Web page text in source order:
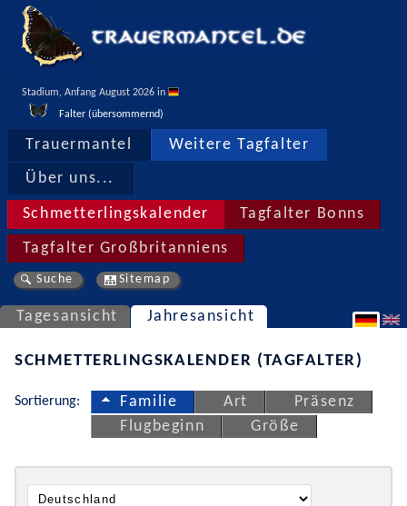
Stadium, Anfang August 2026 in
Falter (übersommernd)
Trauermantel Weitere Tagfalter
Über uns...
Schmetterlingskalender Tagfalter Bonns
Tagfalter Großbritanniens
Suche Sitemap
Tagesansicht Jahresansicht
SCHMETTERLINGSKALENDER (TAGFALTER)
Sortierung: Familie Art
Präsenz
Flugbeginn
Größe